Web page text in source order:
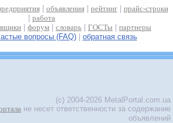
| объявления| рейтинг| прайс-строки
работа
форум словарь ГОСТы
партнеры
вопросы (FAQ)| обратная связь
(c) 2004-2026 MetalPortal.com.ua
не несет ответственности за содержание
объявлений